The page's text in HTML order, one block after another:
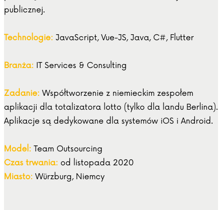
publicznej.
Technologie: JavaScript, Vue-JS, Java, C#, Flutter
Branża: IT Services & Consulting
Zadanie: Współtworzenie z niemieckim zespołem
aplikacji dla totalizatora lotto (tylko dla landu Berlina).
Aplikacje są dedykowane dla systemów iOS i Android.
Model: Team Outsourcing
Czas trwania: od listopada 2020
Miasto: Würzburg, Niemcy